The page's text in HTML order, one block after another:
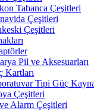
Tabanca Çeşitleri
Çeşitleri
Çeşitleri
Pil ve Aksesuarları
Kartları
Tipi Güç
Çeşitleri
Alarm Çeşitleri